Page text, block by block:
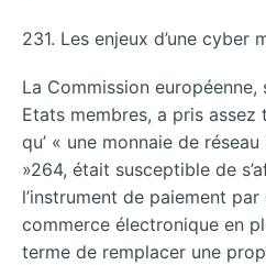
231. Les enjeux d’une cyber
La Commission
Etats membres, a pris
qu’ « une monnaie de
»264, était susceptible de
l’instrument de paiement par
commerce électronique en
terme de remplacer une